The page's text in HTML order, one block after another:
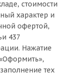
стоимости
характер и
офертой,
437
Нажатие
тех